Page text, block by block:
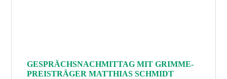
GESPRÄCHSNACHMITTAG MIT GRIMME-
PREISTRÄGER MATTHIAS SCHMIDT